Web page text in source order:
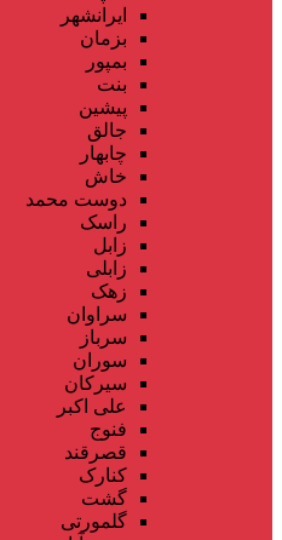
ایرانشهر
بزمان
بمپور
بنت
پیشین
جالق
چابهار
خاش
دوست محمد
راسک
زابل
زابلی
زهک
سراوان
سرباز
سوران
سیرکان
علی اکبر
فنوج
قصرقند
کنارک
گشت
گلمورتی